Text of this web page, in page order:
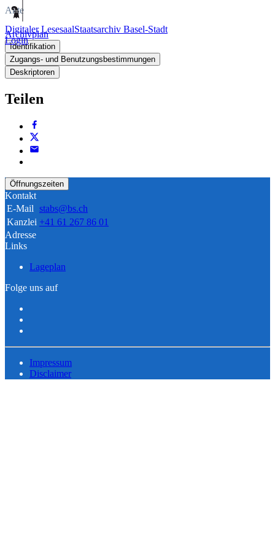
Digitaler LesesaalStaatsarchiv Basel-Stadt
Login
Akte
Archivplan
Identifikation
Zugangs- und Benutzungsbestimmungen
Deskriptoren
Teilen
Öffnungszeiten
Kontakt
E-Mail stabs@bs.ch
Kanzlei +41 61 267 86 01
Adresse
Links
Lageplan
Folge uns auf
Impressum
Disclaimer